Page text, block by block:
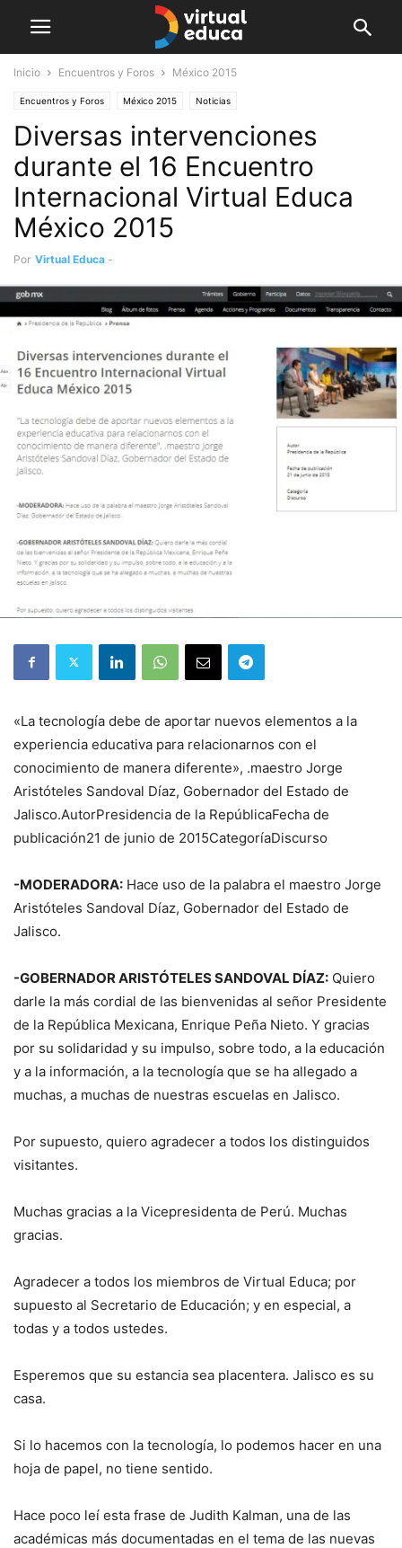
Inicio Encuentros y Foros México 2015
Encuentros y Foros México 2015 Noticias
Diversas intervenciones
durante el 16 Encuentro
Internacional Virtual Educa
México 2015
Por Virtual Educa -
«La tecnología debe de aportar nuevos elementos a la
experiencia educativa para relacionarnos con el
conocimiento de manera diferente», .maestro Jorge
Aristóteles Sandoval Díaz, Gobernador del Estado de
Jalisco.AutorPresidencia de la RepúblicaFecha de
publicación21 de junio de 2015CategoríaDiscurso
-MODERADORA: Hace uso de la palabra el maestro Jorge
Aristóteles Sandoval Díaz, Gobernador del Estado de
Jalisco.
-GOBERNADOR ARISTÓTELES SANDOVAL DÍAZ: Quiero
darle la más cordial de las bienvenidas al señor Presidente
de la República Mexicana, Enrique Peña Nieto. Y gracias
por su solidaridad y su impulso, sobre todo, a la educación
y a la información, a la tecnología que se ha allegado a
muchas, a muchas de nuestras escuelas en Jalisco.
Por supuesto, quiero agradecer a todos los distinguidos
visitantes.
Muchas gracias a la Vicepresidenta de Perú. Muchas
gracias.
Agradecer a todos los miembros de Virtual Educa; por
supuesto al Secretario de Educación; y en especial, a
todas y a todos ustedes.
Esperemos que su estancia sea placentera. Jalisco es su
casa.
Si lo hacemos con la tecnología, lo podemos hacer en una
hoja de papel, no tiene sentido.
Hace poco leí esta frase de Judith Kalman, una de las
académicas más documentadas en el tema de las nuevas